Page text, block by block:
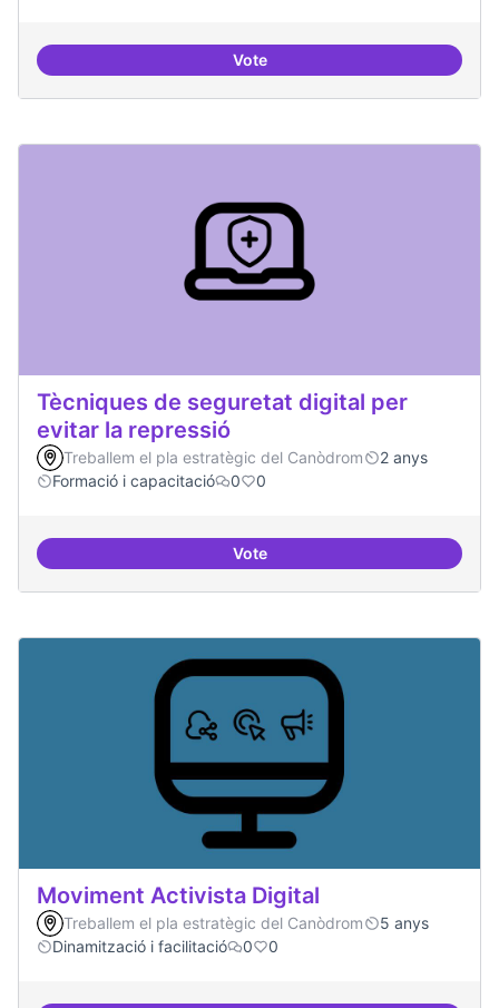
VoteDigitalització de l'administració
Tècniques de seguretat digital per
evitar la repressió
Treballem el pla estratègic del Canòdrom
2 anys
Formació i capacitació
0 0
VoteTècniques de seguretat digital
Moviment Activista Digital
Treballem el pla estratègic del Canòdrom
5 anys
Dinamització i facilitació
0 0